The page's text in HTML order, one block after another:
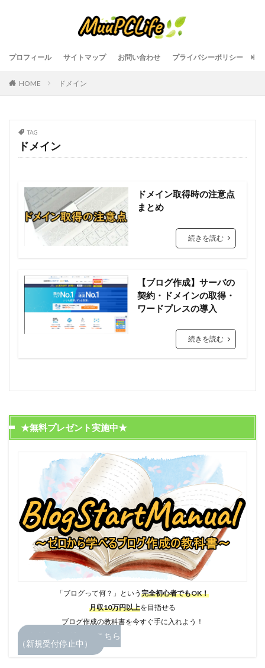
プロフィール サイトマップ お問い合わせ プライバシーポリシー
HOME ドメイン
TAG
ドメイン
ドメイン取得時の注意点
まとめ
続きを読む
【ブログ作成】サーバの
契約・ドメインの取得・
ワードプレスの導入
続きを読む
★無料プレゼント実施中★
「ブログって何？」という 完全初心者でもOK！
月収10万円以上を目指せる
ブログ作成の教科書を今すぐ手に入れよう！
無料お申し込みはこちら
（新規受付停止中）